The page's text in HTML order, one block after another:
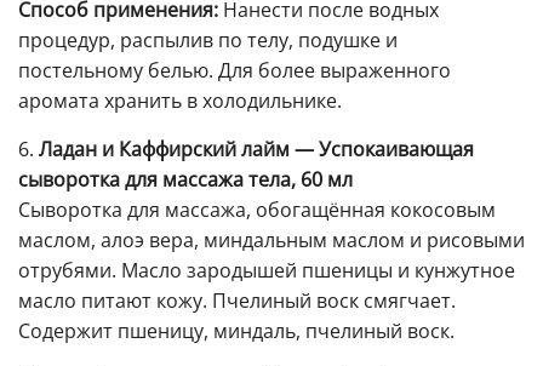
Способ применения: Нанести после водных
процедур, распылив по телу, подушке и
постельному белью. Для более выраженного
аромата хранить в холодильнике.
6. Ладан и Каффирский лайм — Успокаивающая
сыворотка для массажа тела, 60 мл
Сыворотка для массажа, обогащённая кокосовым
маслом, алоэ вера, миндальным маслом и рисовыми
отрубями. Масло зародышей пшеницы и кунжутное
масло питают кожу. Пчелиный воск смягчает.
Содержит пшеницу, миндаль, пчелиный воск.